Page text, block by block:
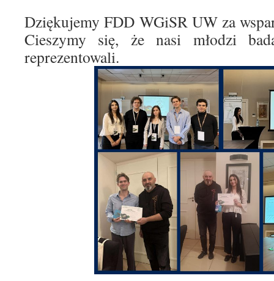
Dziękujemy FDD WGiSR UW za
Cieszymy się, że nasi młodzi
reprezentowali.